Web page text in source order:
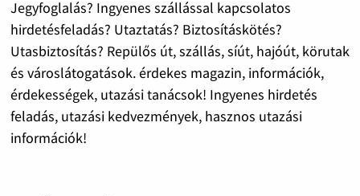
Jegyfoglalás? Ingyenes szállással kapcsolatos
hirdetésfeladás? Utaztatás? Biztosításkötés?
Utasbiztosítás? Repülős út, szállás, síút, hajóút, körutak
és városlátogatások. érdekes magazin, információk,
érdekességek, utazási tanácsok! Ingyenes hirdetés
feladás, utazási kedvezmények, hasznos utazási
információk!